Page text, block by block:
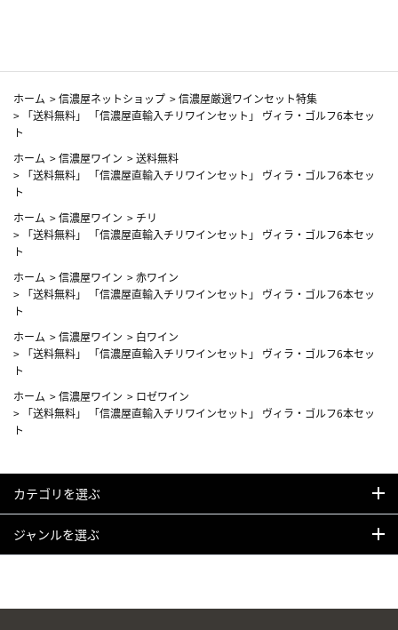
ホーム >信濃屋ネットショップ >信濃屋厳選ワインセット特集
> 「送料無料」 「信濃屋直輸入チリワインセット」 ヴィラ・ゴルフ6本セッ
ト
ホーム >信濃屋ワイン >送料無料
> 「送料無料」 「信濃屋直輸入チリワインセット」 ヴィラ・ゴルフ6本セッ
ト
ホーム >信濃屋ワイン > チリ
> 「送料無料」 「信濃屋直輸入チリワインセット」 ヴィラ・ゴルフ6本セッ
ト
ホーム >信濃屋ワイン >赤ワイン
> 「送料無料」 「信濃屋直輸入チリワインセット」 ヴィラ・ゴルフ6本セッ
ト
ホーム >信濃屋ワイン > 白ワイン
> 「送料無料」 「信濃屋直輸入チリワインセット」 ヴィラ・ゴルフ6本セッ
ト
ホーム >信濃屋ワイン > ロゼワイン
> 「送料無料」 「信濃屋直輸入チリワインセット」 ヴィラ・ゴルフ6本セッ
ト
カテゴリを選ぶ
ジャンルを選ぶ